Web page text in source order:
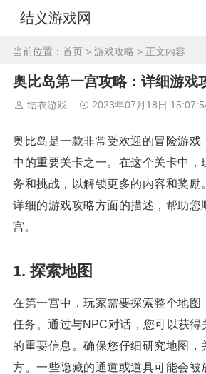
结义游戏网
当前位置： 首页 > 游戏攻略 > 正文内容
奥比岛第一宫攻略：详细游戏
结衣游戏 2023年07月18日
奥比岛是一款非常受欢迎的冒险游戏
中的重要关卡之一。在这个关卡中，
务和挑战，以解锁更多的内容和奖励
详细的游戏攻略方面的描述，帮助您
宫。
1. 探索地图
在第一宫中，玩家需要探索整个地图
任务。通过与NPC对话，您可以获得
的重要信息。确保您仔细研究地图，
方。一些隐藏的通道或道具可能会被